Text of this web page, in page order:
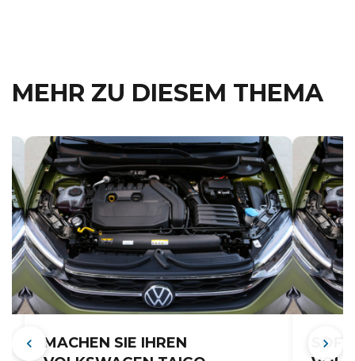
MEHR ZU DIESEM THEMA
MACHEN SIE IHREN